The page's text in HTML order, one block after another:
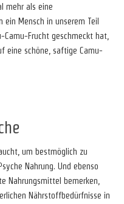
mehr als eine
Mensch in unserem Teil
Frucht geschmeckt hat,
eine schöne, saftige Camu-
um bestmöglich zu
Nahrung. Und ebenso
Nahrungsmittel bemerken,
Nährstoffbedürfnisse in